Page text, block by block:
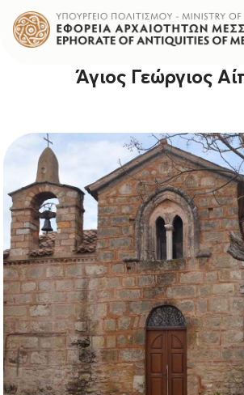
Άγιος Γεώργιος